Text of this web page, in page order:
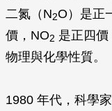
二氮（N2O）是正
價，NO2 是正四價
物理與化學性質。
1980 年代，科學